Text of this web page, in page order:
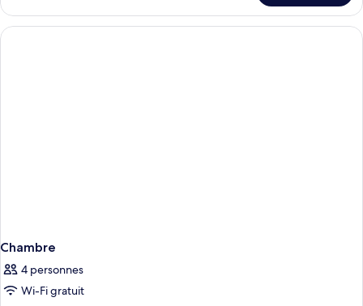
Chambre
Chambre
4 personnes
Wi-Fi gratuit